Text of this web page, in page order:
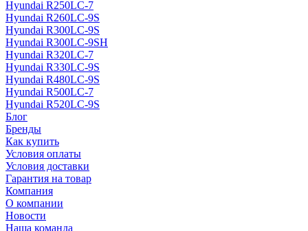
Hyundai R250LC-7
Hyundai R260LC-9S
Hyundai R300LC-9S
Hyundai R300LC-9SH
Hyundai R320LC-7
Hyundai R330LC-9S
Hyundai R480LC-9S
Hyundai R500LC-7
Hyundai R520LC-9S
Блог
Бренды
Как купить
Условия оплаты
Условия доставки
Гарантия на товар
Компания
О компании
Новости
Наша команда